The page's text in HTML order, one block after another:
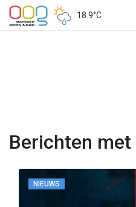
18.9°C
Berichten met
NIEUWS